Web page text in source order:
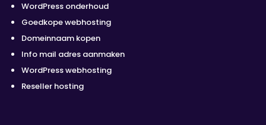
WordPress onderhoud
Goedkope webhosting
Domeinnaam kopen
Info mail adres aanmaken
WordPress webhosting
Reseller hosting